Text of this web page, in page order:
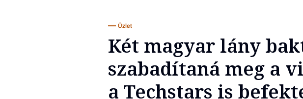
Üzlet
Két magyar lány
szabadítaná meg a
a Techstars is